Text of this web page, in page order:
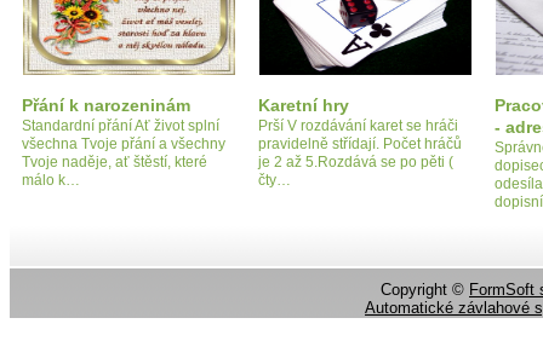
Přání k narozeninám
Standardní přání Ať život splní
všechna Tvoje přání a všechny
Tvoje naděje, ať štěstí, které
málo k…
Karetní hry
Prší V rozdávání karet se hráči
pravidelně střídají. Počet hráčů
je 2 až 5.Rozdává se po pěti (
čty…
-
Copyright © FormSoft
Automatické závlahové